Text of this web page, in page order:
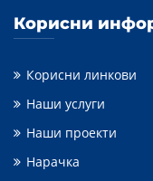
Корисни
Корисни линкови
Наши услуги
Наши проекти
Нарачка